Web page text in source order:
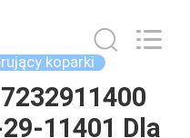
koparki
11401 Dla